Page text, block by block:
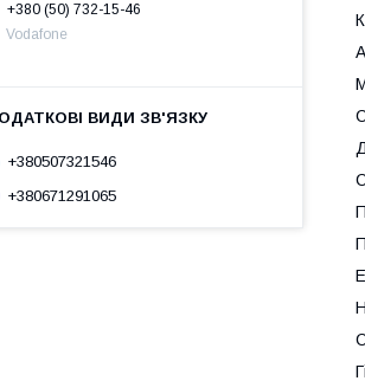
+380 (50) 732-15-46
Vodafone
+380507321546
+380671291065